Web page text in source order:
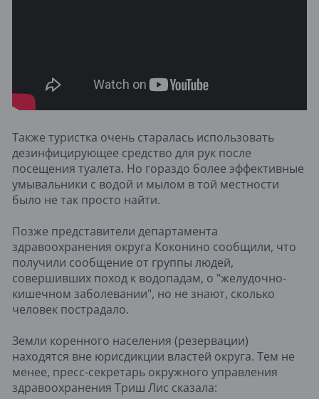
Также туристка очень старалась использовать
дезинфицирующее средство для рук после
посещения туалета. Но гораздо более эффективные
умывальники с водой и мылом в той местности
было не так просто найти.
Позже представители департамента
здравоохранения округа Коконино сообщили, что
получили сообщение от группы людей,
совершивших поход к водопадам, о "желудочно-
кишечном заболевании", но не знают, сколько
человек пострадало.
Земли коренного населения (резервации)
находятся вне юрисдикции властей округа. Тем не
менее, пресс-секретарь окружного управления
здравоохранения Триш Лис сказала: